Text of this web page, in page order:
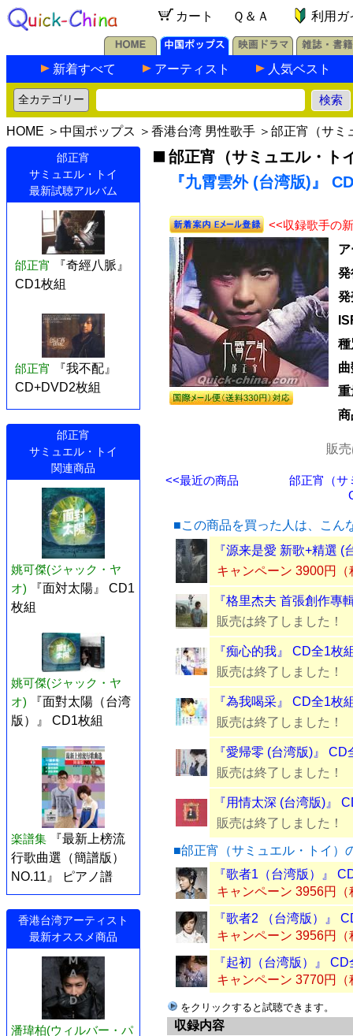
カート Ｑ＆Ａ 利用ガ
新着すべて アーティスト 人気ベスト
HOME ＞ 中国ポップス ＞ 香港台湾 男性歌手 ＞ 邰正宵（サミ
邰正宵
サミュエル・トイ
最新試聴アルバム
邰正宵
『奇經八脈』
CD1枚組
邰正宵
『我不配』
CD+DVD2枚組
邰正宵
サミュエル・トイ
関連商品
姚可傑(ジャック・ヤ
オ)
『面対太陽』 CD1
枚組
姚可傑(ジャック・ヤ
オ)
『面對太陽（台湾
版）』 CD1枚組
楽譜集
『最新上榜流
行歌曲選（簡譜版）
NO.11』 ピアノ譜
香港台湾アーティスト
最新オススメ商品
潘瑋柏(ウィルバー・パ
邰正宵（サミュエル・ト
『九霄雲外 (台湾版)』
<<収録歌手の
発
発
種
重
商
販
<<最近の商品
邰正宵（サ
■この商品を買った人は、こん
『源来是愛 新歌+精選
キャンペーン 3900円（
『格里杰夫 首張創作專
販売は終了しました！
『痴心的我』 CD全1枚
販売は終了しました！
『為我喝采』 CD全1枚
販売は終了しました！
『愛帰零 (台湾版)』 CD
販売は終了しました！
『用情太深 (台湾版)』
販売は終了しました！
■邰正宵（サミュエル・トイ）
『歌者1（台湾版）』
キャンペーン 3956円（
『歌者2 （台湾版）』
キャンペーン 3956円（
『起初（台湾版）』
キャンペーン 3770円（
をクリックすると試聴できます。
収録内容